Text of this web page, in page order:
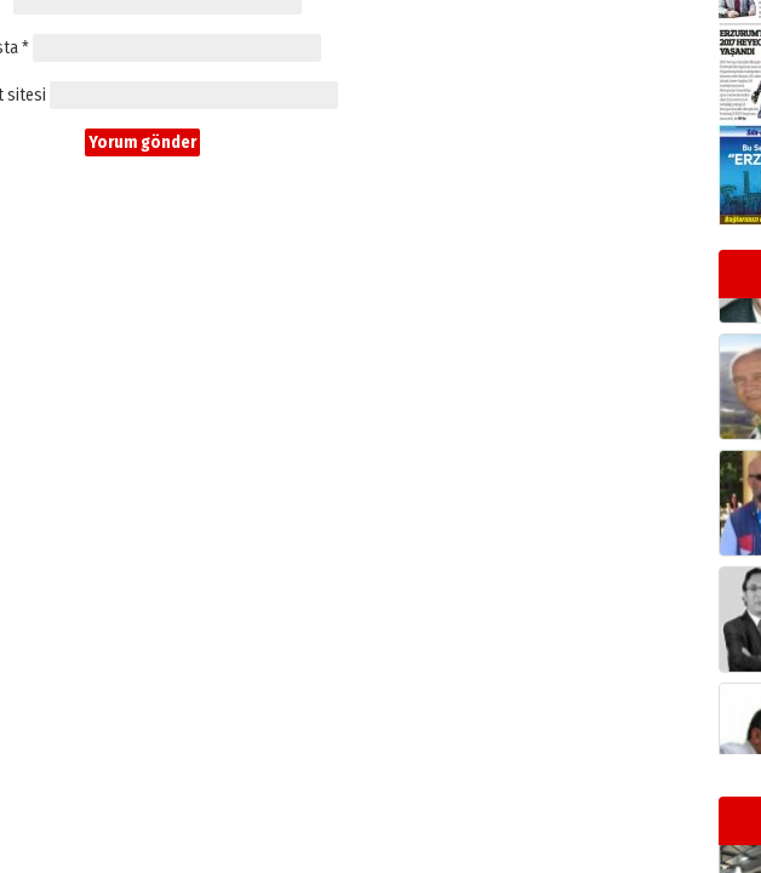
*
sitesi